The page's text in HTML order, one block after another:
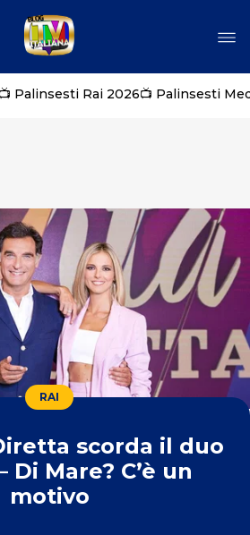
📺 Palinsesti Rai 2026📺 Palinsesti
RAI
scorda il duo
Di Mare? C’è un
motivo